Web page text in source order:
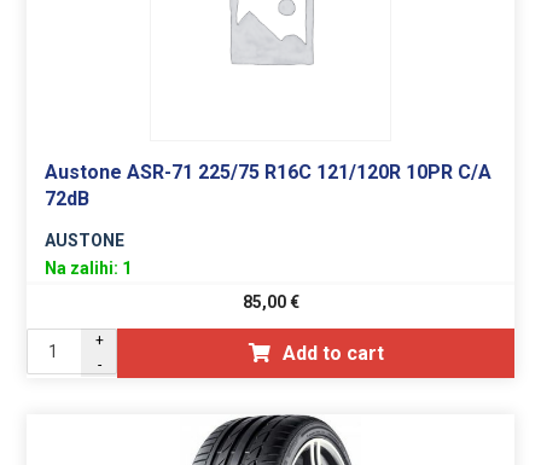
Austone ASR-71 225/75 R16C 121/120R 10PR C/A
72dB
AUSTONE
Na zalihi: 1
85,00€
+
-
Add to cart